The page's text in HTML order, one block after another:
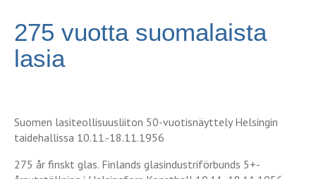
275 vuotta suomalaista
lasia
Suomen lasiteollisuusliiton 50-vuotisnäyttely Helsingin
taidehallissa 10.11.-18.11.1956
275 år finskt glas. Finlands glasindustriförbunds 5+-